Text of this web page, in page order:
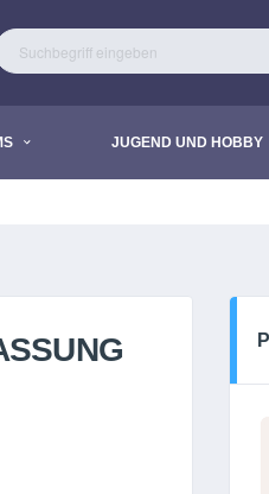
JUGEND UND HOBBY